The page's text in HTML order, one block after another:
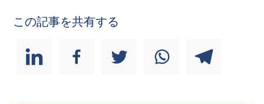
この記事を共有する